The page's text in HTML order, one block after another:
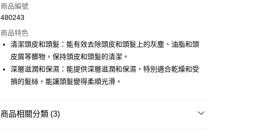
信用卡
Google Pay
AlipayHK
PayMe
其他轉帳方式
商品編號
480243
商品特色
清潔頭皮和頭髮：能有效去除頭皮和頭髮上的灰塵、油脂和頭
皮屑等髒物，保持頭皮和頭髮的清潔。
深層滋潤和保濕：能提供深層滋潤和保濕，特別適合乾燥和受
損的髮絲，能讓頭髮變得柔順光滑。
商品相關分類 (3)